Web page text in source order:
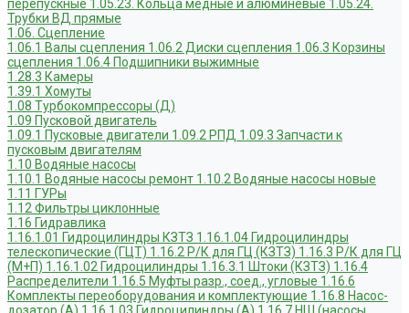
перепускные 1.05.23. Кольца медные и алюминевые 1.05.24.
Трубки ВД прямые
1.06. Сцепление
1.06.1 Валы сцепления 1.06.2 Диски сцепления 1.06.3 Корзины
сцепления 1.06.4 Подшипники выжимные
1.28.3 Камеры
1.39.1 Хомуты
1.08 Турбокомпрессоры (Д)
1.09 Пусковой двигатель
1.09.1 Пусковые двигатели 1.09.2 РПД 1.09.3 Запчасти к
пусковым двигателям
1.10 Водяные насосы
1.10.1 Водяные насосы ремонт 1.10.2 Водяные насосы новые
1.11 ГУРы
1.12 Фильтры циклонные
1.16 Гидравлика
1.16.1.01 Гидроцилиндры КЗТЗ 1.16.1.04 Гидроцилиндры
телескопические (ГЦТ) 1.16.2 Р/К для ГЦ (КЗТЗ) 1.16.3 Р/К для ГЦ
(М+П) 1.16.1.02 Гидроцилиндры 1.16.3.1 Штоки (КЗТЗ) 1.16.4
Распределители 1.16.5 Муфты разр., соед., угловые 1.16.6
Комплекты переоборудования и комплектующие 1.16.8 Насос-